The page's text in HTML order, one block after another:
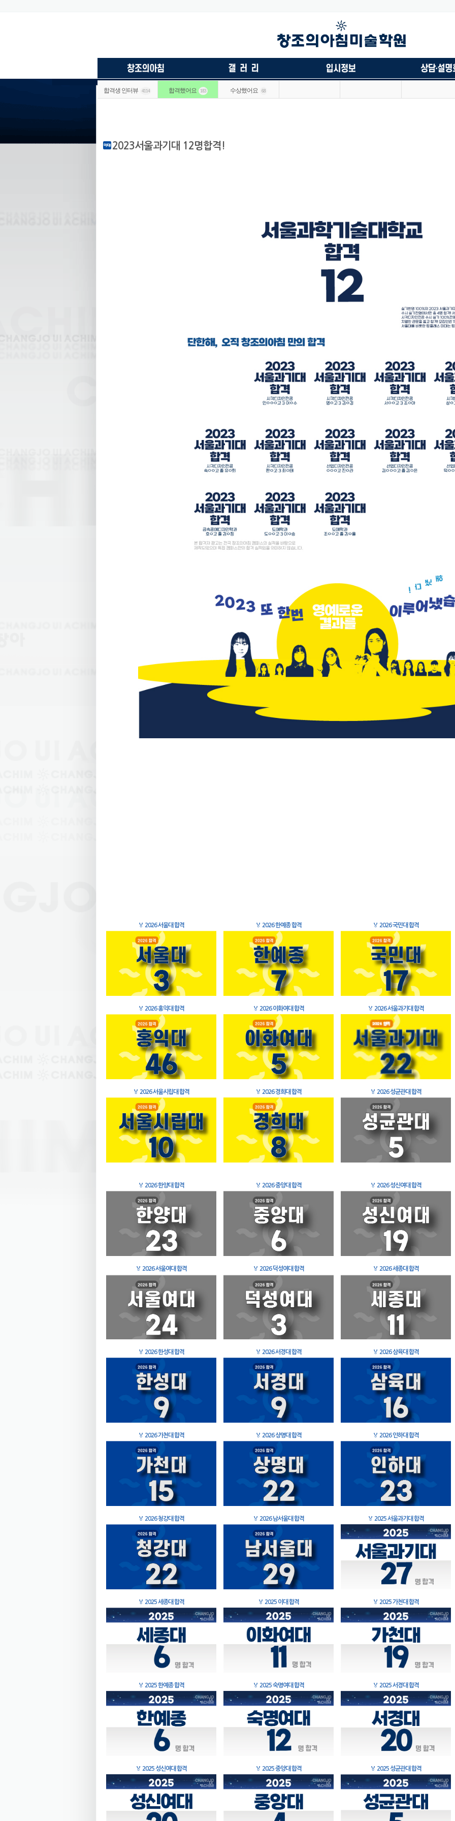
합격생 인터뷰 4114 합격했어요 183 수상했어요 68
2023서울과기대 12명합격!
🏅 2026 서울대 합격 🏅 2026 한예종 합격 🏅 2026 국민대 합격
🏅 2026 홍익대 합격 🏅 2026 이화여대 합격 🏅 2026 서울과기대 합격
🏅 2026 서울시립대 합격 🏅 2026 경희대 합격 🏅 2026 성균관대 합격
🏅 2026 한양대 합격 🏅 2026 중앙대 합격 🏅 2026 성신여대 합격
🏅 2026 서울여대 합격 🏅 2026 덕성여대 합격 🏅 2026 세종대 합격
🏅 2026 한성대 합격 🏅 2026 서경대 합격 🏅 2026 삼육대 합격
🏅 2026 가천대 합격 🏅 2026 상명대 합격 🏅 2026 인하대 합격
🏅 2026 청강대 합격 🏅 2026 남서울대 합격 🏅 2025 서울과기대 합격
🏅 2025 세종대 합격 🏅 2025 이대 합격 🏅 2025 가천대 합격
🏅 2025 한예종 합격 🏅 2025 숙명여대 합격 🏅 2025 서경대 합격
🏅 2025 성신여대 합격 🏅 2025 중앙대 합격 🏅 2025 성균관대 합격